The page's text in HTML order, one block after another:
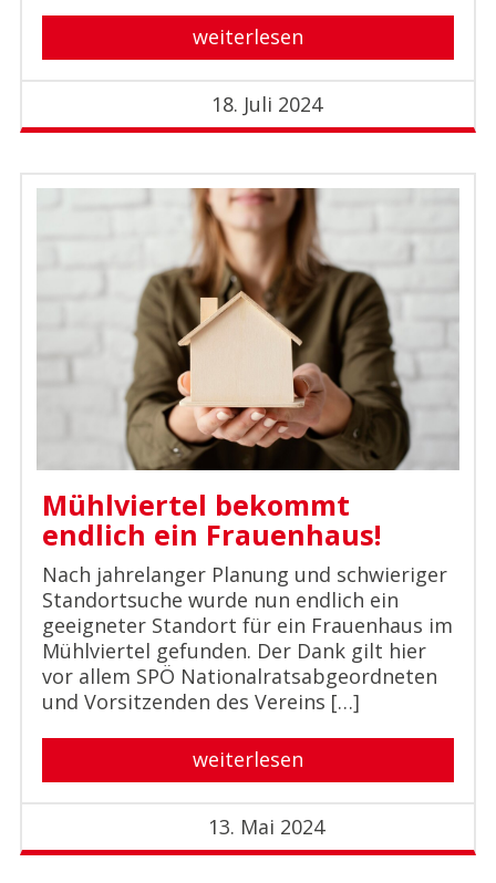
weiterlesen
18. Juli 2024
Mühlviertel bekommt
endlich ein Frauenhaus!
Nach jahrelanger Planung und schwieriger
Standortsuche wurde nun endlich ein
geeigneter Standort für ein Frauenhaus im
Mühlviertel gefunden. Der Dank gilt hier
vor allem SPÖ Nationalratsabgeordneten
und Vorsitzenden des Vereins […]
weiterlesen
13. Mai 2024